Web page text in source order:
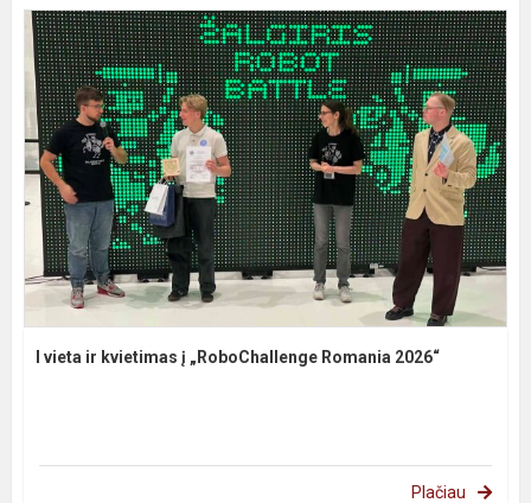
I vieta ir kvietimas į „RoboChallenge Romania 2026“
Plačiau